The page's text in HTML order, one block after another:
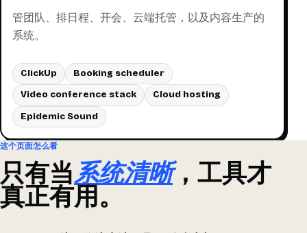
管团队、排日程、开会、云端托管，以及内容生产的
系统。
ClickUp
Booking scheduler
Video conference stack
Cloud hosting
Epidemic Sound
这个页面怎么看
只有当系统清晰，工具才
真正有用。